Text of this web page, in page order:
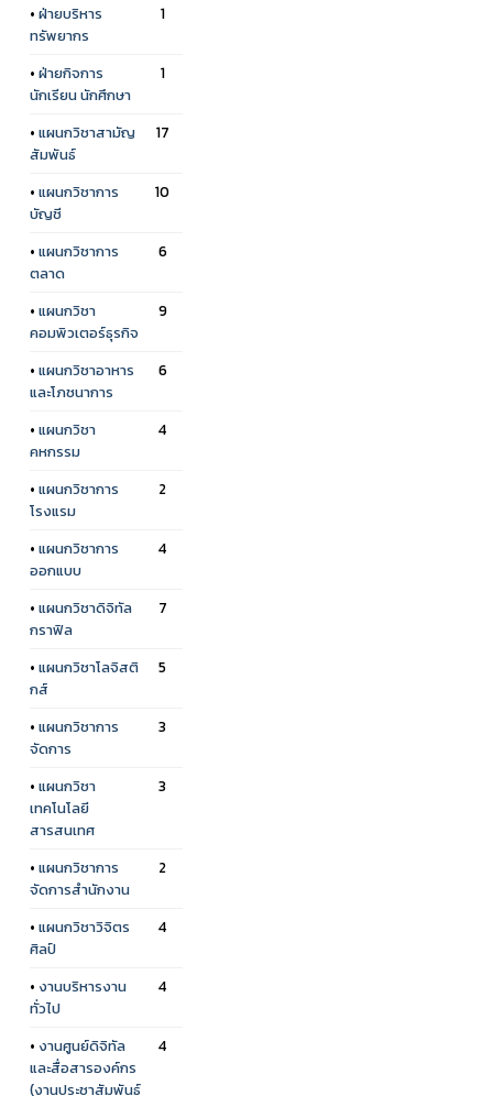
• ฝ่ายบริหาร
ทรัพยากร
1
• ฝ่ายกิจการ
นักเรียน นักศึกษา
1
• แผนกวิชาสามัญ
สัมพันธ์
17
• แผนกวิชาการ
บัญชี
10
• แผนกวิชาการ
ตลาด
6
• แผนกวิชา
คอมพิวเตอร์ธุรกิจ
9
• แผนกวิชาอาหาร
และโภชนาการ
6
• แผนกวิชา
คหกรรม
4
• แผนกวิชาการ
โรงแรม
2
• แผนกวิชาการ
ออกแบบ
4
• แผนกวิชาดิจิทัล
กราฟิล
7
• แผนกวิชาโลจิสติ
กส์
5
• แผนกวิชาการ
จัดการ
3
• แผนกวิชา
เทคโนโลยี
สารสนเทศ
3
• แผนกวิชาการ
จัดการสำนักงาน
2
• แผนกวิชาวิจิตร
ศิลป์
4
• งานบริหารงาน
ทั่วไป
4
• งานศูนย์ดิจิทัล
และสื่อสารองค์กร
(งานประชาสัมพันธ์
4